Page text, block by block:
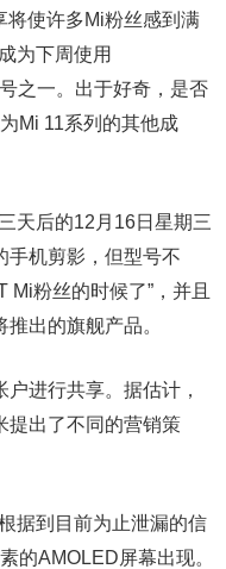
将使许多Mi粉丝感到满
为下周使用
之一。出于好奇，是否
Mi 11系列的其他成
天后的12月16日星期三
手机剪影，但型号不
Mi粉丝的时候了”，并且
出的旗舰产品。
进行共享。据估计，
提出了不同的营销策
据到目前为止泄漏的信
的AMOLED屏幕出现。